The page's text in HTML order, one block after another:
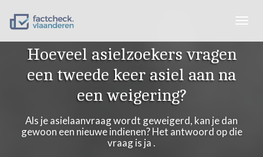
Hoeveel asielzoekers vragen
een tweede keer asiel aan na
een weigering?
Als je asielaanvraag wordt geweigerd, kan je dan
gewoon een nieuwe indienen? Het antwoord op die
vraag is ja .